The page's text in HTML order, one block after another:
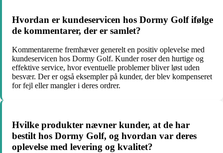
Hvordan er kundeservicen hos Dormy Golf ifølge
de kommentarer, der er samlet?
Kommentarerne fremhæver generelt en positiv oplevelse med
kundeservicen hos Dormy Golf. Kunder roser den hurtige og
effektive service, hvor eventuelle problemer bliver løst uden
besvær. Der er også eksempler på kunder, der blev kompenseret
for fejl eller mangler i deres ordrer.
Hvilke produkter nævner kunder, at de har
bestilt hos Dormy Golf, og hvordan var deres
oplevelse med levering og kvalitet?